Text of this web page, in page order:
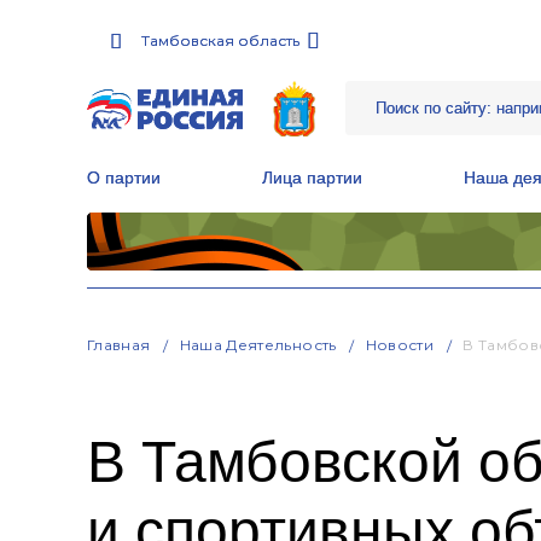
Тамбовская область
О партии Лица партии Наша
Главная Наша Деятельность Новости В
В Тамбовской
Тамбовская область
О партии Лица партии Наша